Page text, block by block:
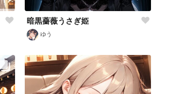
暗黒薔薇うさぎ姫
ゆう